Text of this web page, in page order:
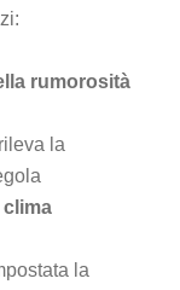
rumorosità
la
clima
la